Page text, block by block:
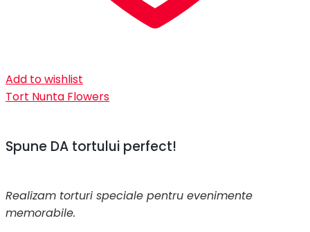
Add to wishlist
Tort Nunta Flowers
Spune DA tortului perfect!
Realizam torturi speciale pentru evenimente
memorabile.